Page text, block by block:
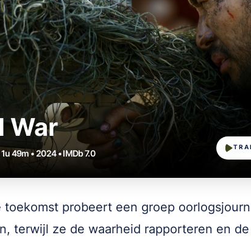
War
49m • 2024 • IMDb 7.0
toekomst probeert een groep
terwijl ze de waarheid rapporteren en de